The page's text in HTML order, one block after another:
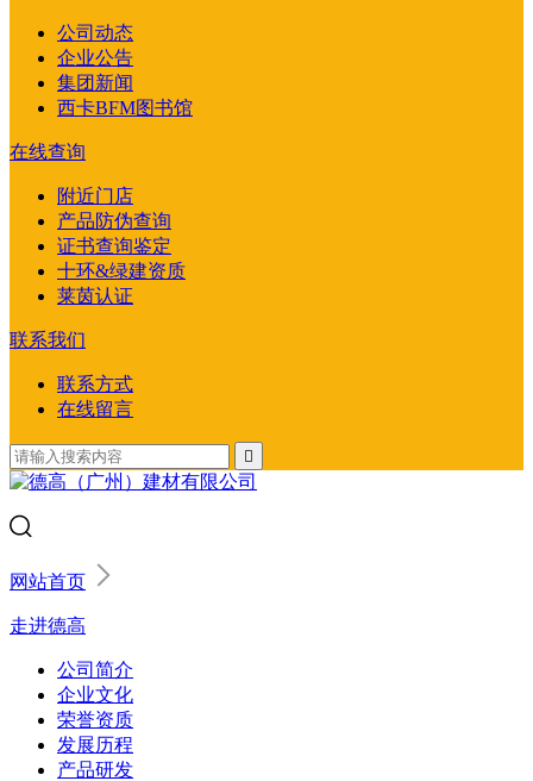
公司动态
企业公告
集团新闻
西卡BFM图书馆
在线查询
附近门店
产品防伪查询
证书查询鉴定
十环&绿建资质
莱茵认证
联系我们
联系方式
在线留言

网站首页
走进德高
公司简介
企业文化
荣誉资质
发展历程
产品研发